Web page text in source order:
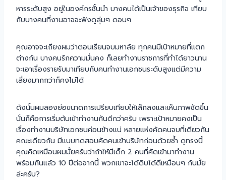
หารระดับสูง อยู่ในองค์กรชั้นนำ บางคนได้เป็นเจ้าของธุรกิจ เทียบ
กับบางคนที่งานอาจจะฟังดูลุ่มๆ ดอนๆ
คุณอาจจะเถียงผมว่าตอนเรียนจบมหาลัย ทุกคนมีเป้าหมายที่แตก
ต่างกัน บางคนรักความมั่นคง ก็เลยทำงานราชการที่ทำได้ยาวนาน
จะเอาเรื่องรายรับมาเทียบกับคนทำงานเอกชนระดับสูงแต่มีความ
เสี่ยงมากกว่าก็คงไม่ได้
ดังนั้นผมลองย่อขนาดการเปรียบเทียบให้เล็กลงและเห็นภาพชัดขึ้น
นั่นก็คือการเริ่มต้นเข้าทำงานกันดีกว่าครับ เพราะเป้าหมายคงเป็น
เรื่องทำงานบริษัทเอกชนค่อนข้างแน่ หลายแห่งคัดคนจบที่เดียวกัน
คณะเดียวกัน มีแบบทดสอบคัดคนเข้าบริษัทก่อนด้วยซ้ำ ดูทรงนี้
คุณคิดเหมือนผมมั้ยครับว่าถ้าให้มีเด็ก 2 คนที่คัดเข้ามาทำงาน
พร้อมกันแล้ว 10 ปีต่อจากนี้ พวกเขาจะได้ดิบได้ดีเหมือนๆ กันมั้ย
ล่ะครับ?